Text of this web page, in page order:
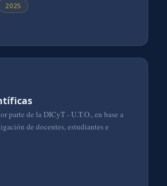
2025
parte de la DICyT - U.T.O., en base a
de docentes, estudiantes e